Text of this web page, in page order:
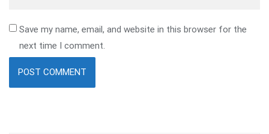
Save my name, email, and website in this browser for the
next time I comment.